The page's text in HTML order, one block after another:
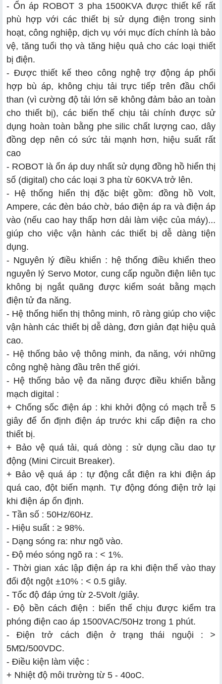
- Ổn áp ROBOT 3 pha 1500KVA được thiết kế rất
phù hợp với các thiết bị sử dụng điện trong sinh
hoạt, công nghiệp, dịch vụ với mục đích chính là bảo
vệ, tăng tuổi thọ và tăng hiệu quả cho các loại thiết
bị điện.
- Được thiết kế theo công nghệ trợ động áp phối
hợp bù áp, không chịu tải trực tiếp trên đầu chổi
than (vì cường độ tải lớn sẽ không đảm bảo an toàn
cho thiết bị), các biến thế chịu tải chính được sử
dụng hoàn toàn bằng phe silic chất lượng cao, dây
đồng dẹp nên có sức tải mạnh hơn, hiệu suất rất
cao
- ROBOT là ổn áp duy nhất sử dụng đồng hồ hiển thị
số (digital) cho các loại 3 pha từ 60KVA trở lên.
- Hệ thống hiển thị đặc biệt gồm: đồng hồ Volt,
Ampere, các đèn báo chờ, báo điện áp ra và điện áp
vào (nếu cao hay thấp hơn dải làm việc của máy)...
giúp cho việc vận hành các thiết bị dễ dàng tiện
dụng.
- Nguyên lý điều khiển : hệ thống điều khiển theo
nguyên lý Servo Motor, cung cấp nguồn điện liên tục
không bị ngắt quãng được kiểm soát bằng mạch
điện tử đa năng.
- Hệ thống hiển thị thông minh, rõ ràng giúp cho việc
vận hành các thiết bị dễ dàng, đơn giản đạt hiệu quả
cao.
- Hệ thống bảo vệ thông minh, đa năng, với những
công nghệ hàng đầu trên thế giới.
- Hệ thống bảo vệ đa năng được điều khiển bằng
mạch digital :
+ Chống sốc điện áp : khi khởi động có mạch trễ 5
giây để ổn định điện áp trước khi cấp điện ra cho
thiết bị.
+ Bảo vệ quá tải, quá dòng : sử dụng cầu dao tự
động (Mini Circuit Breaker).
+ Bảo vệ quá áp : tự động cắt điện ra khi điện áp
quá cao, đột biến mạnh. Tự động đóng điện trở lại
khi điện áp ổn định.
- Tần số : 50Hz/60Hz.
- Hiệu suất : ≥ 98%.
- Dạng sóng ra: như ngõ vào.
- Độ méo sóng ngõ ra : < 1%.
- Thời gian xác lập điện áp ra khi điện thế vào thay
đổi đột ngột ±10% : < 0.5 giây.
- Tốc độ đáp ứng từ 2-5Volt /giây.
- Độ bền cách điện : biến thế chịu được kiểm tra
phóng điện cao áp 1500VAC/50Hz trong 1 phút.
- Điện trở cách điện ở trạng thái nguội : >
5MΏ/500VDC.
- Điều kiện làm việc :
+ Nhiệt độ môi trường từ 5 - 40oC.